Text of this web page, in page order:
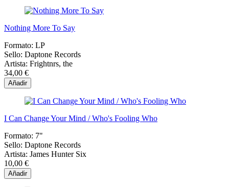
Nothing More To Say
Formato: LP
Sello: Daptone Records
Artista: Frightnrs, the
34,00 €
Añadir
I Can Change Your Mind / Who's Fooling Who
Formato: 7"
Sello: Daptone Records
Artista: James Hunter Six
10,00 €
Añadir